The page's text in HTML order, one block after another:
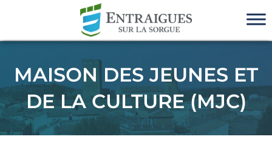
MAISON DES JEUNES ET
DE LA CULTURE (MJC)